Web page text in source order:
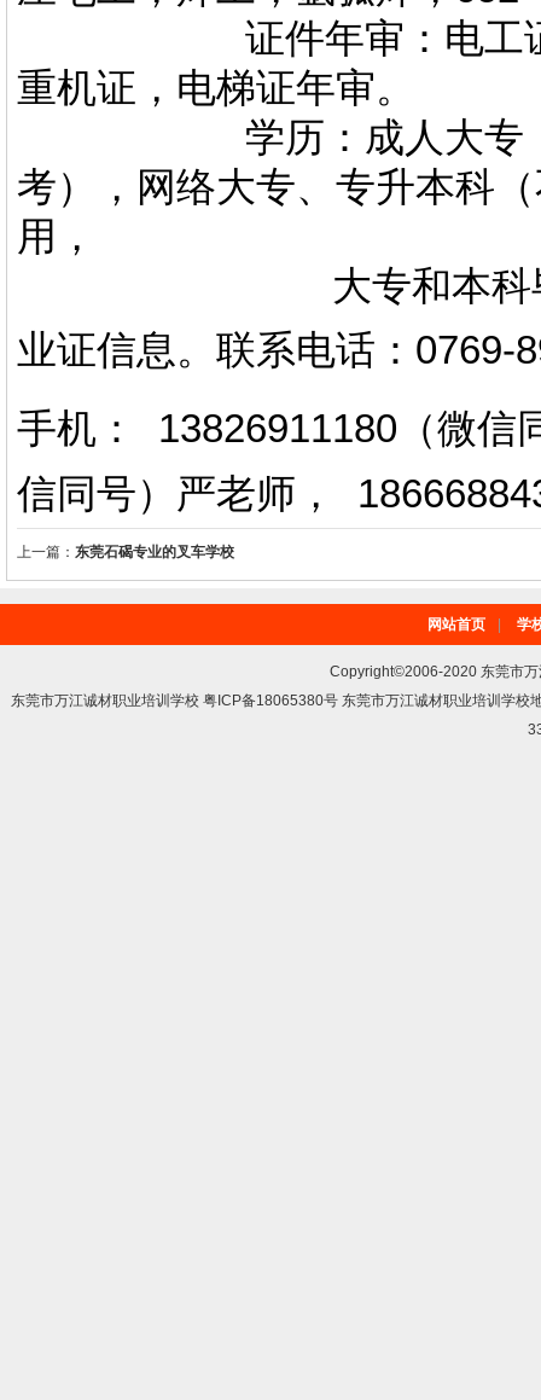
证件年审：电工证，
重机证，电梯证年审。
学历：成人大专，专
考），网络大专、专升本科
用，
大专和本科毕业证
业证信息。 联系电话 ： 0769-
手机： 13826911180（微信
信同号）严老师 ，
上一篇： 东莞石碣专业的叉车学校
网站首页 学
Copyright©2006-2020 东莞市
东莞市万江诚材职业培训学校 粤ICP备18065380号 东莞市万江诚材职业培训学